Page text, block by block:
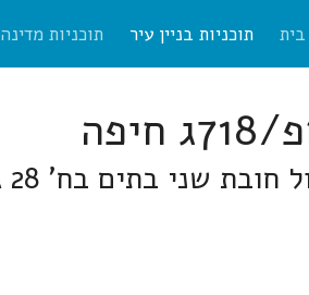
בית תוכניות בניין עיר תוכניות מדינה
28 גוש 10762" ברחו ויצ"ו 12, שכונת כרמליה, חיפה